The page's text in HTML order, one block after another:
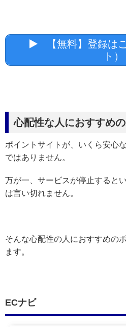
【無料】登録は
ト）
心配性な人におすすめ
ポイントサイトが、いくら安心
ではありません。
万が一、サービスが停止すると
は言い切れません。
そんな心配性の人におすすめの
ます。
ECナビ